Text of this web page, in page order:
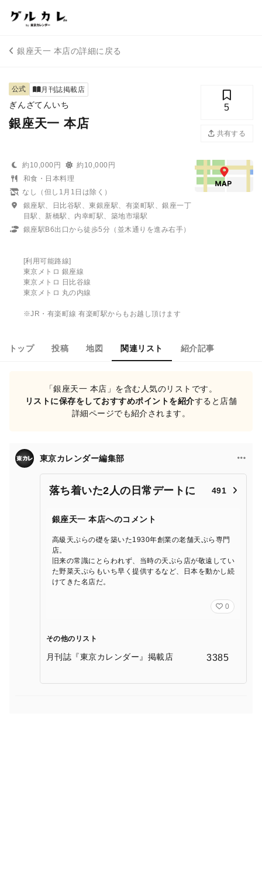
銀座天一 本店の詳細に戻る
公式 月刊誌掲載店
ぎんざてんいち
銀座天一 本店
5
共有する
約10,000円
約10,000円
和食・日本料理
なし（但し1月1日は除く）
銀座駅、日比谷駅、東銀座駅、有楽町駅、銀座一丁
目駅、新橋駅、内幸町駅、築地市場駅
銀座駅B6出口から徒歩5分（並木通りを進み右手）
[利用可能路線]
東京メトロ 銀座線
東京メトロ 日比谷線
東京メトロ 丸の内線
※JR・有楽町線 有楽町駅からもお越し頂けます
トップ 投稿 地図 関連リスト 紹介記事
「銀座天一 本店」を含む人気のリストです。
リストに保存をしておすすめポイントを紹介すると店舗
詳細ページでも紹介されます。
東京カレンダー編集部
落ち着いた2人の日常デートに 491
銀座天一 本店へのコメント
高級天ぷらの礎を築いた1930年創業の老舗天ぷら専門
店。
旧来の常識にとらわれず、当時の天ぷら店が敬遠してい
た野菜天ぷらもいち早く提供するなど、日本を動かし続
けてきた名店だ。
0
その他のリスト
月刊誌『東京カレンダー』掲載店 3385